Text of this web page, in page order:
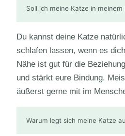
Soll ich meine Katze in
Du kannst deine Katze
schlafen lassen, wenn es
Nähe ist gut für die
und stärkt eure Bindung.
äußerst gerne mit im
Warum legt sich meine Katze